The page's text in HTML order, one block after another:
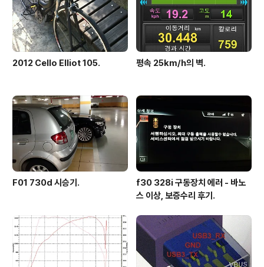
2012 Cello Elliot 105. 평속 25km/h의 벽.
F01 730d 시승기.
f30 328i 구동장치 에러 - 바노
스 이상, 보증수리 후기.